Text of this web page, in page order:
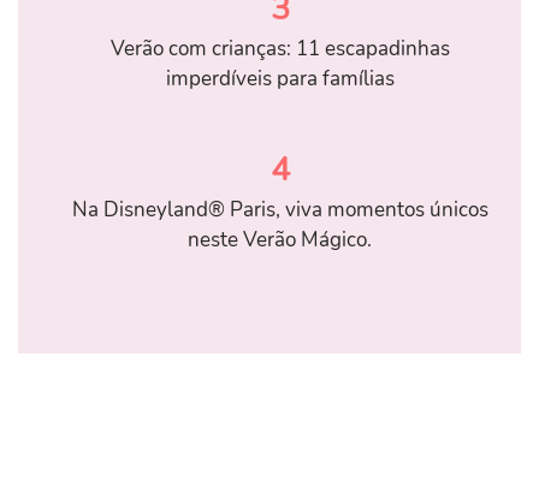
3
Verão com crianças: 11 escapadinhas
imperdíveis para famílias
4
Na Disneyland® Paris, viva momentos únicos
neste Verão Mágico.